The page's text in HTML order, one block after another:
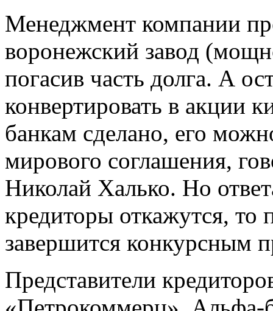
Менеджмент компании
воронежский завод
погасив часть долга. А
конвертировать в акции
банкам сделано, его
мирового соглашения,
Николай Халько. Но
кредиторы откажутся, то
завершится конкурсным
Представители